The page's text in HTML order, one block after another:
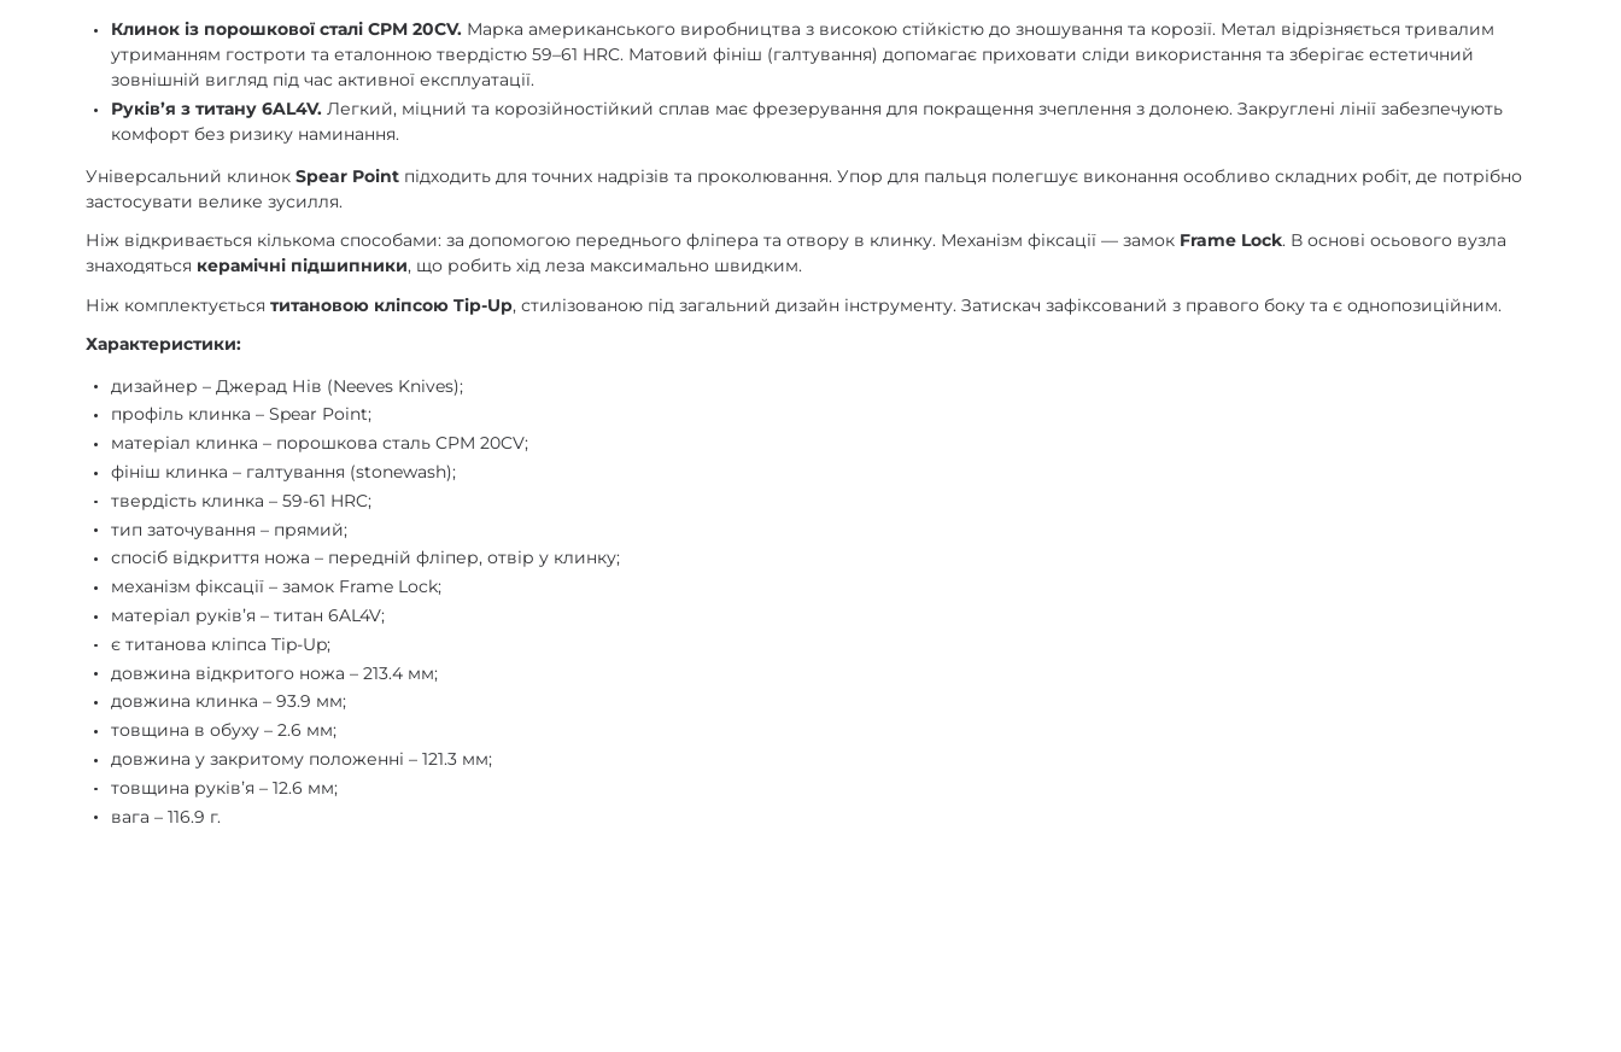
Клинок із порошкової сталі CPM 20CV. Марка американського виробництва з високою стійкістю до зношування та корозії. Метал відрізняється тривалим
утриманням гостроти та еталонною твердістю 59–61 HRC. Матовий фініш (галтування) допомагає приховати сліди використання та зберігає естетичний
зовнішній вигляд під час активної експлуатації.
Руківʼя з титану 6AL4V. Легкий, міцний та корозійностійкий сплав має фрезерування для покращення зчеплення з долонею. Закруглені лінії забезпечують
комфорт без ризику наминання.
Універсальний клинокSpear Point підходить для точних надрізів та проколювання. Упор для пальця полегшує виконання особливо складних робіт, де потрібно
застосувати велике зусилля.
Ніж відкривається кількома способами: за допомогою переднього фліпера та отвору в клинку. Механізм фіксації — замок Frame Lock. В основі осьового вузла
знаходяться керамічні підшипники, що робить хід леза максимально швидким.
Ніж комплектуєтьсятитановою кліпсою Tip-Up, стилізованою під загальний дизайн інструменту. Затискач зафіксований з правого боку та є однопозиційним.
Характеристики:
дизайнер – Джерад Нів (Neeves Knives);
профіль клинка – Spear Point;
матеріал клинка – порошкова сталь CPM 20CV;
фініш клинка – галтування (stonewash);
твердість клинка – 59-61 HRC;
тип заточування – прямий;
спосіб відкриття ножа – передній фліпер, отвір у клинку;
механізм фіксації – замок Frame Lock;
матеріал руківʼя – титан 6AL4V;
є титанова кліпса Tip-Up;
довжина відкритого ножа – 213.4 мм;
довжина клинка – 93.9 мм;
товщина в обуху – 2.6 мм;
довжина у закритому положенні – 121.3 мм;
товщина руківʼя – 12.6 мм;
вага – 116.9 г.